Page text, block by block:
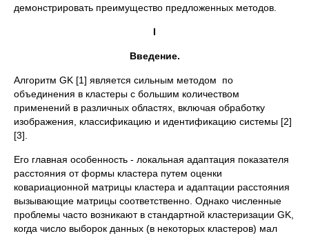
демонстрировать преимущество предложенных методов.
I
Введение.
Алгоритм GK [1] является сильным методом по
объединения в кластеры с большим количеством
применений в различных областях, включая обработку
изображения, классификацию и идентификацию системы [2]
[3].
Его главная особенность - локальная адаптация показателя
расстояния от формы кластера путем оценки
ковариационной матрицы кластера и адаптации расстояния
вызывающие матрицы соответственно. Однако численные
проблемы часто возникают в стандартной кластеризации GK,
когда число выборок данных (в некоторых кластеров) мал